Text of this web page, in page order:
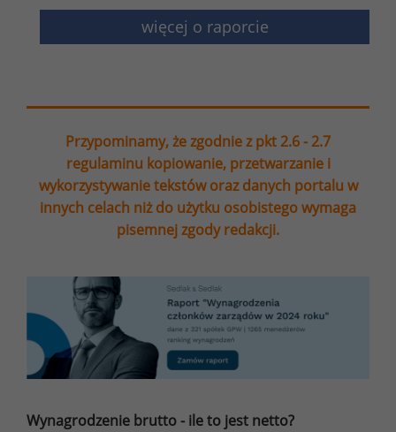
więcej o raporcie
Przypominamy, że zgodnie z pkt 2.6 - 2.7
regulaminu kopiowanie, przetwarzanie i
wykorzystywanie tekstów oraz danych portalu w
innych celach niż do użytku osobistego wymaga
pisemnej zgody redakcji.
Wynagrodzenie brutto - ile to jest netto?